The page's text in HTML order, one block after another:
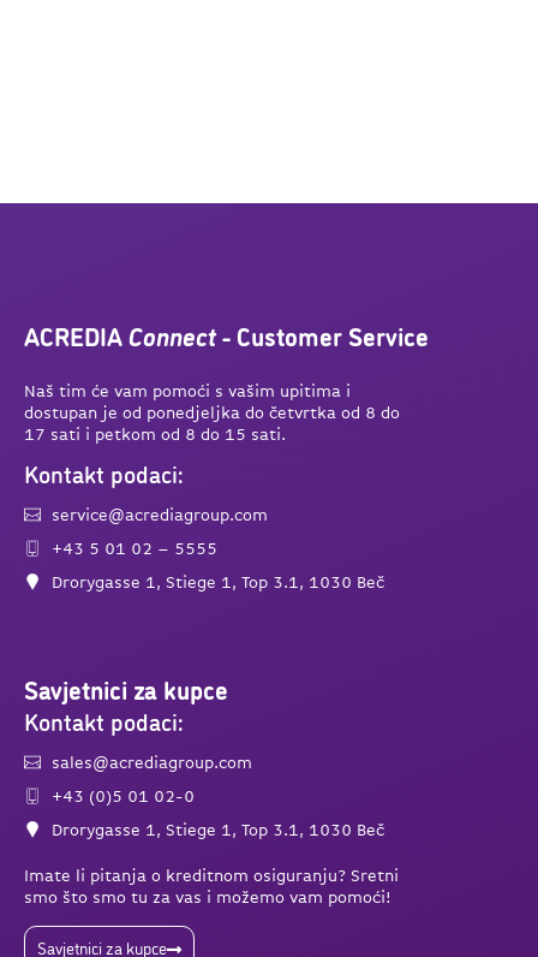
ACREDIA Connect- Customer Service
Naš tim će vam pomoći s vašim upitima i
dostupan je od ponedjeljka do četvrtka od 8 do
17 sati i petkom od 8 do 15 sati.
Kontakt podaci:
service@acrediagroup.com
+43 5 01 02 – 5555
Drorygasse 1, Stiege 1, Top 3.1, 1030 Beč
Savjetnici za kupce
Kontakt podaci:
sales@acrediagroup.com
+43 (0)5 01 02-0
Drorygasse 1, Stiege 1, Top 3.1, 1030 Beč
Imate li pitanja o kreditnom osiguranju? Sretni
smo što smo tu za vas i možemo vam pomoći!
Savjetnici za kupce